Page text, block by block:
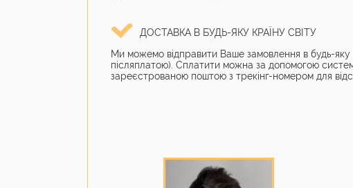
ДОСТАВКА В БУДЬ-ЯКУ КРАЇНУ СВІТУ
Ми можемо відправити Ваше замовлення в будь-яку
післяплатою). Сплатити можна за допомогою
зареєстрованою поштою з трекінг-номером для